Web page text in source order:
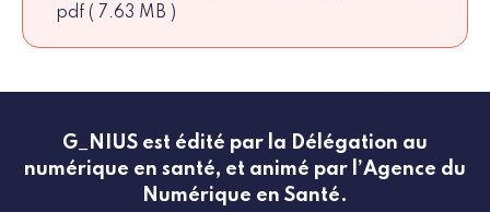
pdf ( 7.63 MB )
G_NIUS est édité par la Délégation au
numérique en santé, et animé par l’Agence du
Numérique en Santé.